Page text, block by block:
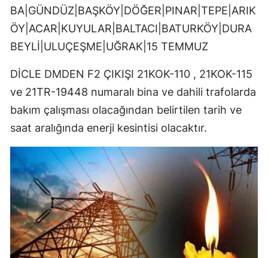
BA|GÜNDÜZ|BAŞKÖY|DÖĞER|PINAR|TEPE|ARIK
ÖY|ACAR|KUYULAR|BALTACI|BATURKÖY|DURA
BEYLİ|ULUÇEŞME|UĞRAK|15 TEMMUZ
DİCLE DMDEN F2 ÇIKIŞI 21KOK-110 , 21KOK-115
ve 21TR-19448 numaralı bina ve dahili trafolarda
bakım çalışması olacağından belirtilen tarih ve
saat aralığında enerji kesintisi olacaktır.